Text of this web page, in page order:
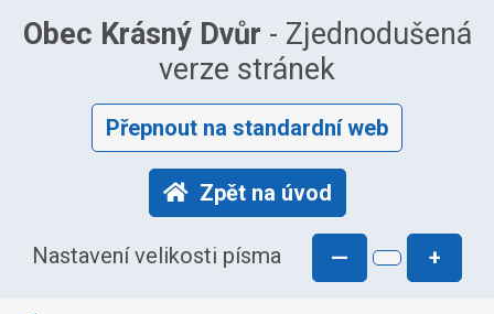
Obec Krásný Dvůr - Zjednodušená
verze stránek
Přepnout na standardní web
Zpět na úvod
Nastavení velikosti písma — +